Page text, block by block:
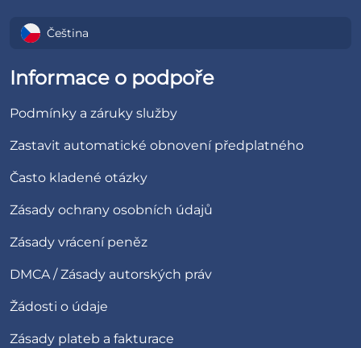
Čeština
Informace o podpoře
Podmínky a záruky služby
Zastavit automatické obnovení předplatného
Často kladené otázky
Zásady ochrany osobních údajů
Zásady vrácení peněz
DMCA / Zásady autorských práv
Žádosti o údaje
Zásady plateb a fakturace